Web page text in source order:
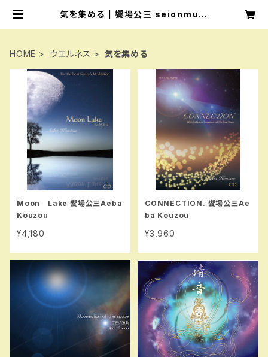
気を集める | 饗場公三 seionmusi
HOME ウエルネス 気を集める
Moon Lake 饗場公三Aeba
Kouzou
¥4,180
CONNECTION. 饗場公三Ae
ba Kouzou
¥3,960